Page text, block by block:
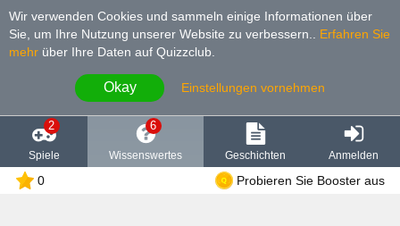
Wir verwenden Cookies und sammeln einige Informationen über
Sie, um Ihre Nutzung unserer Website zu verbessern.
Erfahren Sie
mehr über Ihre Daten auf Quizzclub.
Okay Einstellungen vornehmen
2
Spiele
6
Wissenswertes Geschichten Anmelden
0 Probieren Sie Booster aus